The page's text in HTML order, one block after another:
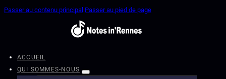
Passer au contenu principal Passer au pied de page
ACCUEIL
QUI SOMMES-NOUS